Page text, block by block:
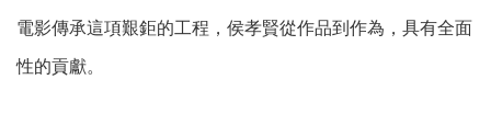
電影傳承這項艱鉅的工程，侯孝賢從作品到作為，具有全面
性的貢獻。